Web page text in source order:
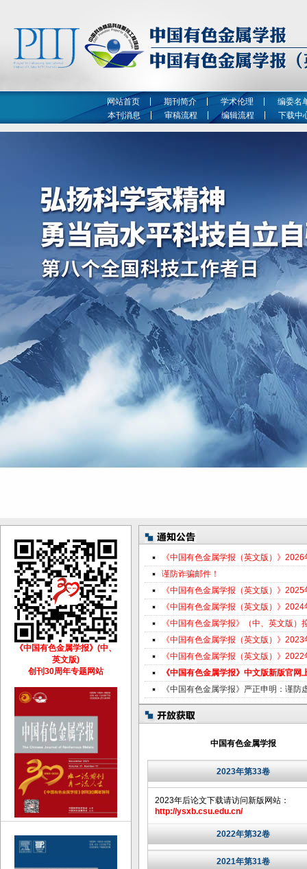
网站首页 期刊简介 学术伦理
编委名
本刊消息
审稿流程 编辑流程 下载中
《中国有色金属学报（英文版）》
谨防诈骗邮件！
《中国有色金属学报（英文版）》
《中国有色金属学报（英文版）》
《中国有色金属学报》（中、英文版
《中国有色金属学报（英文版）》
《中国有色金属学报（英文版）》
《中国有色金属学报》中文版新版官网
《中国有色金属学报》严正申明：谨防
中国有色金属学报
2023年第33卷
2023年后论文下载请访问新版网站：
http://ysxb.csu.edu.cn/
2022年第32卷
2021年第31卷
《中国有色金属学报》(中、
英文版)
创刊30周年专题网站